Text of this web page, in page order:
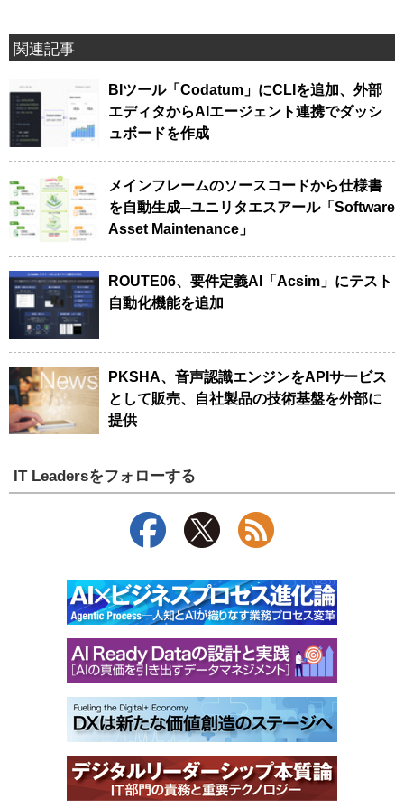
関連記事
BIツール「Codatum」にCLIを追加、外部
エディタからAIエージェント連携でダッシ
ュボードを作成
メインフレームのソースコードから仕様書
を自動生成─ユニリタエスアール「Software
Asset Maintenance」
ROUTE06、要件定義AI「Acsim」にテスト
自動化機能を追加
PKSHA、音声認識エンジンをAPIサービス
として販売、自社製品の技術基盤を外部に
提供
IT Leadersをフォローする